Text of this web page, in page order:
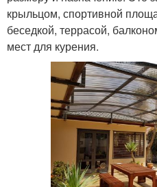
крыльцом, спортивной
беседкой, террасой,
мест для курения.